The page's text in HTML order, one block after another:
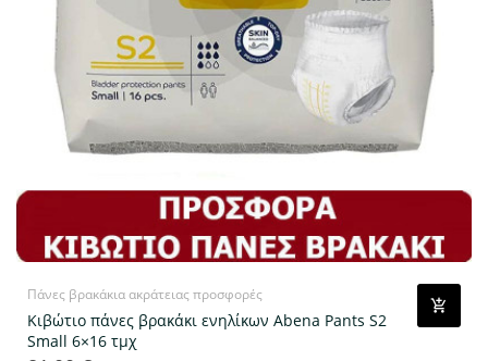
Πάνες βρακάκια ακράτειας προσφορές
Κιβώτιο πάνες βρακάκι ενηλίκων Abena Pants S2
Small 6×16 τμχ